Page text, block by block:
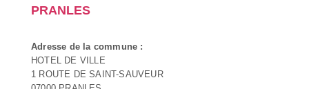
PRANLES
Adresse de la commune :
HOTEL DE VILLE
1 ROUTE DE SAINT-SAUVEUR